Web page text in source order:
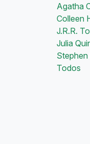
Agatha
Colleen
J.R.R.
Julia
Stephen
Todos